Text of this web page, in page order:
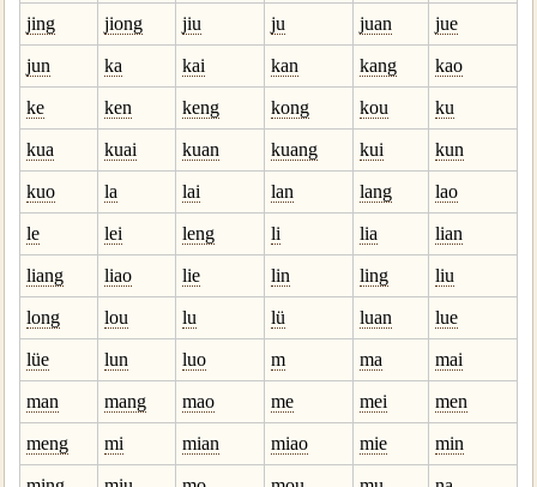
jing jiong jiu ju juan jue
jun ka kai kan kang kao
ke ken keng kong kou ku
kua kuai kuan kuang kui kun
kuo la lai lan lang lao
le lei leng li lia lian
liang liao lie lin ling liu
long lou lu lü luan lue
lüe lun luo m ma mai
man mang mao me mei men
meng mi mian miao mie min